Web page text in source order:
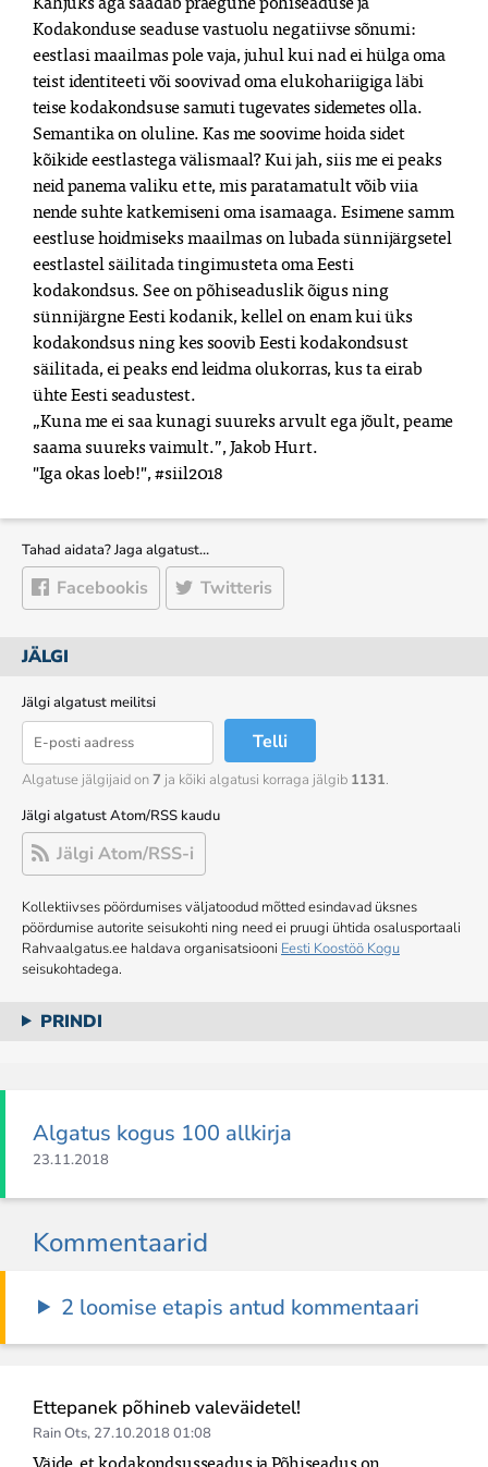
Kodakonduse seaduse vastuolu negatiivse sõnumi:
eestlasi maailmas pole vaja, juhul kui nad ei hülga oma
teist identiteeti või soovivad oma elukohariigiga läbi
teise kodakondsuse samuti tugevates sidemetes olla.
Semantika on oluline. Kas me soovime hoida sidet
kõikide eestlastega välismaal? Kui jah, siis me ei peaks
neid panema valiku ette, mis paratamatult võib viia
nende suhte katkemiseni oma isamaaga. Esimene samm
eestluse hoidmiseks maailmas on lubada sünnijärgsetel
eestlastel säilitada tingimusteta oma Eesti
kodakondsus. See on põhiseaduslik õigus ning
sünnijärgne Eesti kodanik, kellel on enam kui üks
kodakondsus ning kes soovib Eesti kodakondsust
säilitada, ei peaks end leidma olukorras, kus ta eirab
ühte Eesti seadustest.
„Kuna me ei saa kunagi suureks arvult ega jõult, peame
saama suureks vaimult.”, Jakob Hurt.
"Iga okas loeb!", #siil2018
Tahad aidata? Jaga algatust…
Facebookis Twitteris
JÄLGI
Jälgi algatust meilitsi
Telli
Algatuse jälgijaid on7 ja kõiki algatusi korraga jälgib 1131.
Jälgi algatust Atom/RSS kaudu
Jälgi Atom/RSS-i
Kollektiivses pöördumises väljatoodud mõtted esindavad üksnes
pöördumise autorite seisukohti ning need ei pruugi ühtida osalusportaali
Rahvaalgatus.ee haldava organisatsiooni Eesti Koostöö Kogu
seisukohtadega.
PRINDI
Algatus kogus 100 allkirja
23.11.2018
Kommentaarid
2 loomise etapis antud kommentaari
Ettepanek põhineb valeväidetel!
Rain Ots, 27.10.2018 01:08
Väide, et kodakondsusseadus ja Põhiseadus on